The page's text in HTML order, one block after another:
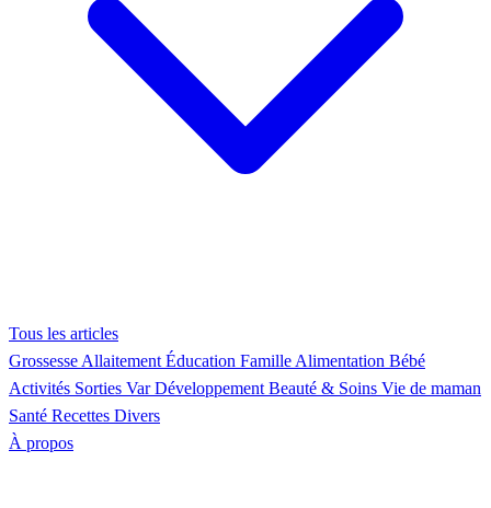
Tous les articles
Grossesse Allaitement Éducation Famille Alimentation Bébé
Activités Sorties Var Développement Beauté & Soins Vie de maman
Santé Recettes Divers
À propos